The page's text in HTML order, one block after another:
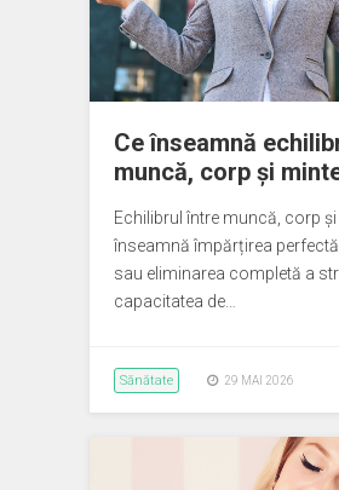
Ce înseamnă
muncă, corp și
Echilibrul între muncă, corp
înseamnă împărțirea
sau eliminarea completă a
capacitatea de…
Sănătate 29 MAI 2026